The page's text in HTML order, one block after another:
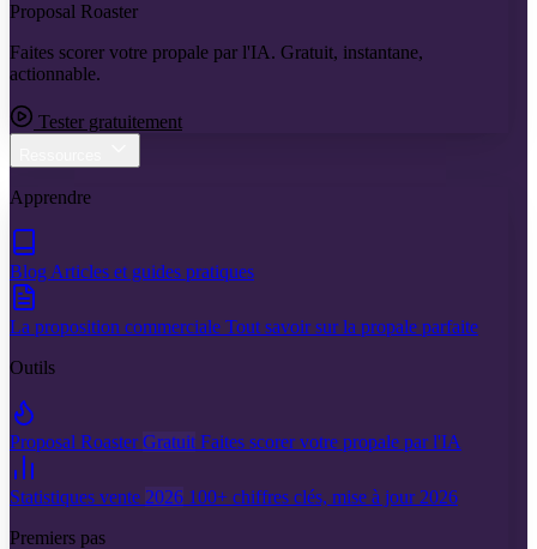
Proposal Roaster
Faites scorer votre propale par l'IA. Gratuit, instantane,
actionnable.
Tester gratuitement
Apprendre
Blog Articles et guides pratiques
La proposition commerciale Tout savoir sur la propale parfaite
Outils
Proposal RoasterGratuit Faites scorer votre propale par l'IA
Statistiques vente 2026 100+ chiffres clés, mise à jour 2026
Premiers pas